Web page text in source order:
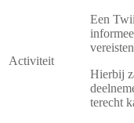
Activiteit
Een
Hierbij
terecht